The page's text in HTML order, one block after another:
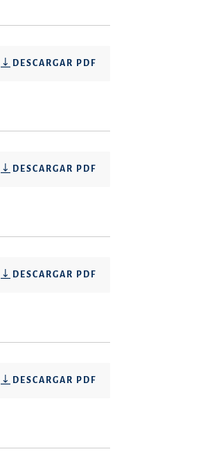
DESCARGAR PDF
DESCARGAR PDF
DESCARGAR PDF
DESCARGAR PDF